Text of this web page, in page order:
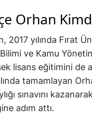
Orhan
2017 yılında Fırat
ve Kamu
lisans eğitimini de
tamamlayan
sınavını
adım attı.